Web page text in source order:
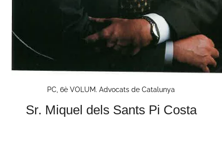
PC, 6è VOLUM. Advocats de Catalunya
Sr. Miquel dels Sants Pi Costa